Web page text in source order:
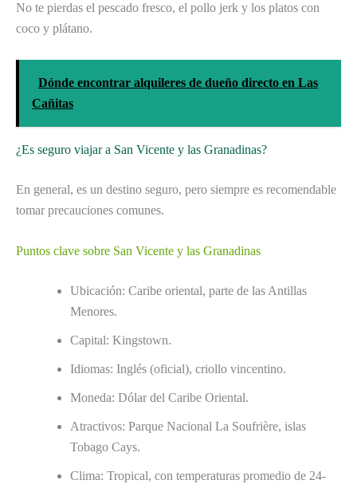
No te pierdas el pescado fresco, el pollo jerk y los platos con
coco y plátano.
Dónde encontrar alquileres de dueño directo en Las
Cañitas
¿Es seguro viajar a San Vicente y las Granadinas?
En general, es un destino seguro, pero siempre es recomendable
tomar precauciones comunes.
Puntos clave sobre San Vicente y las Granadinas
Ubicación: Caribe oriental, parte de las Antillas
Menores.
Capital: Kingstown.
Idiomas: Inglés (oficial), criollo vincentino.
Moneda: Dólar del Caribe Oriental.
Atractivos: Parque Nacional La Soufrière, islas
Tobago Cays.
Clima: Tropical, con temperaturas promedio de 24-